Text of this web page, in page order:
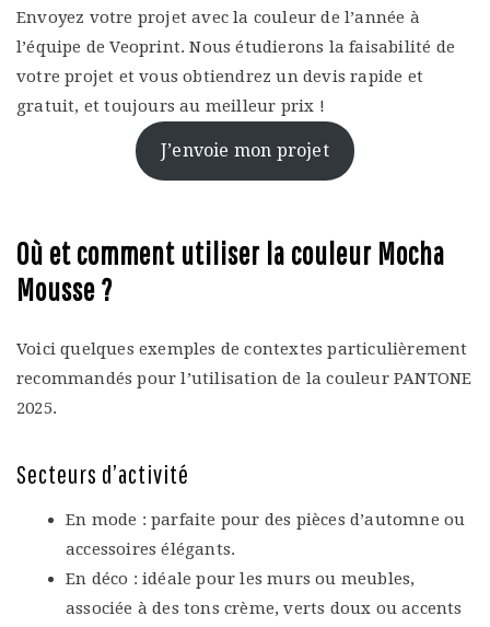
Envoyez votre projet avec la couleur de l’année à
l’équipe de Veoprint. Nous étudierons la faisabilité de
votre projet et vous obtiendrez un devis rapide et
gratuit, et toujours au meilleur prix !
J’envoie mon projet
Où et comment utiliser la couleur Mocha
Mousse ?
Voici quelques exemples de contextes particulièrement
recommandés pour l’utilisation de la couleur PANTONE
2025.
Secteurs d’activité
En mode : parfaite pour des pièces d’automne ou
accessoires élégants.
En déco : idéale pour les murs ou meubles,
associée à des tons crème, verts doux ou accents